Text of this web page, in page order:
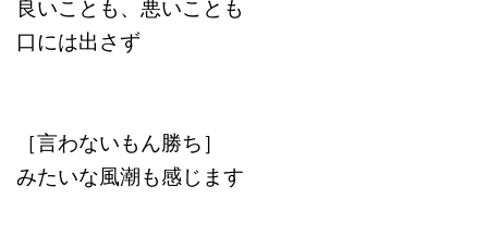
良いことも、悪いことも
口には出さず
［言わないもん勝ち］
みたいな風潮も感じます